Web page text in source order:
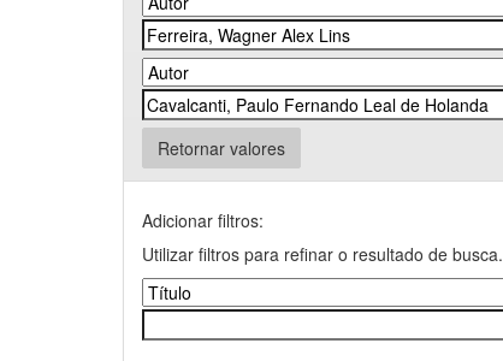
Retornar valores
Adicionar filtros:
Utilizar filtros para refinar o resultado de busca.